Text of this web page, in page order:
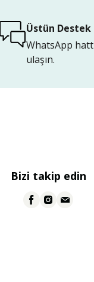
Üstün Destek
WhatsApp
ulaşın.
Bizi takip edin